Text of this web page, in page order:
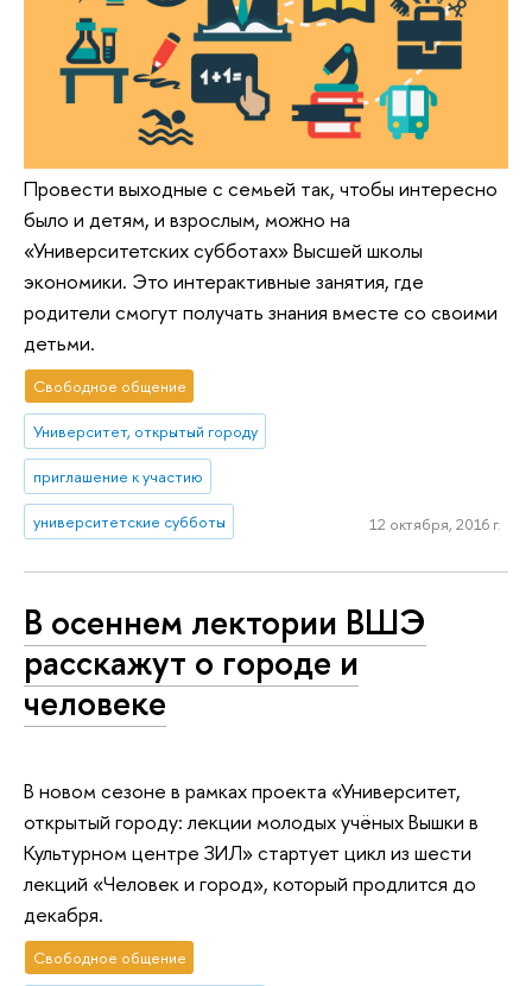
Провести выходные с семьей так, чтобы интересно
было и детям, и взрослым, можно на
«Университетских субботах» Высшей школы
экономики. Это интерактивные занятия, где
родители смогут получать знания вместе со своими
детьми.
Свободное общение
Университет, открытый городу
приглашение к участию
университетские субботы 12 октября, 2016 г.
В осеннем лектории ВШЭ
расскажут о городе и
человеке
В новом сезоне в рамках проекта «Университет,
открытый городу: лекции молодых учёных Вышки в
Культурном центре ЗИЛ» стартует цикл из шести
лекций «Человек и город», который продлится до
декабря.
Свободное общение